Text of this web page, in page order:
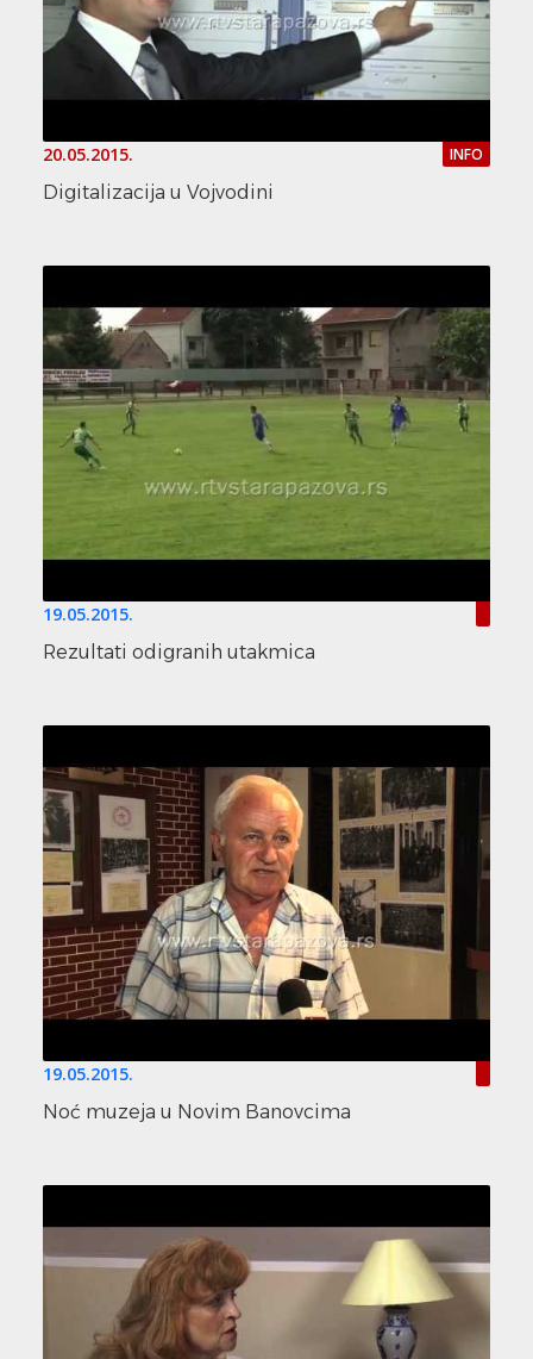
20.05.2015. INFO
Digitalizacija u Vojvodini
19.05.2015.
Rezultati odigranih utakmica
19.05.2015.
Noć muzeja u Novim Banovcima